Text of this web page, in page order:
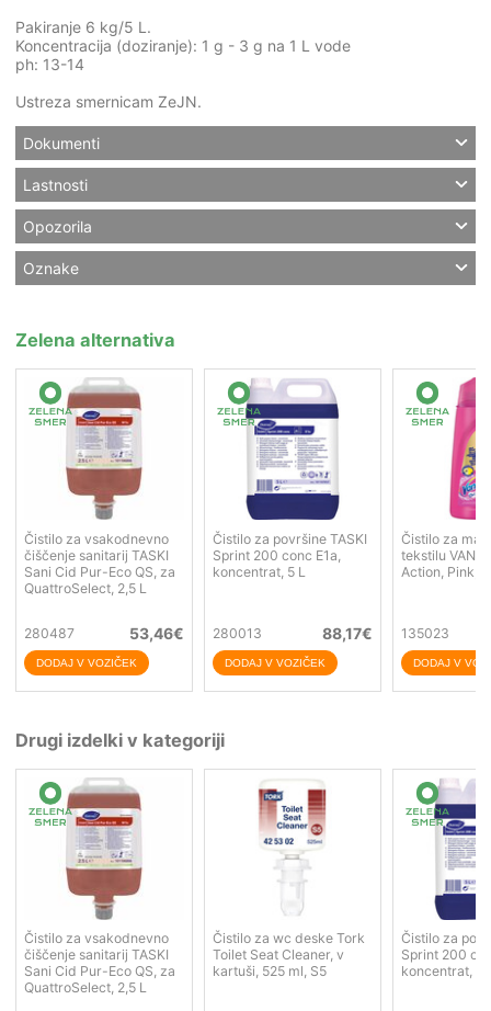
Pakiranje 6 kg/5 L.
Koncentracija (doziranje): 1 g - 3 g na 1 L vode
ph: 13-14
Ustreza smernicam ZeJN.
Dokumenti
Lastnosti
Opozorila
Oznake
Zelena alternativa
Čistilo za vsakodnevno
čiščenje sanitarij TASKI
Sani Cid Pur-Eco QS, za
QuattroSelect, 2,5 L
280487 53,46€
Čistilo za površine TASKI
Sprint 200 conc E1a,
koncentrat, 5 L
280013 88,17€
Čistilo za
tekstilu
Action, Pink, 2
135023
Drugi izdelki v kategoriji
Čistilo za vsakodnevno
čiščenje sanitarij TASKI
Sani Cid Pur-Eco QS, za
QuattroSelect, 2,5 L
Čistilo za wc deske Tork
Toilet Seat Cleaner, v
kartuši, 525 ml, S5
Čistilo za
Sprint 200
koncentrat, 5